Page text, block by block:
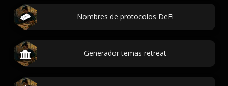
Nombres de protocolos DeFi
Generador temas retreat